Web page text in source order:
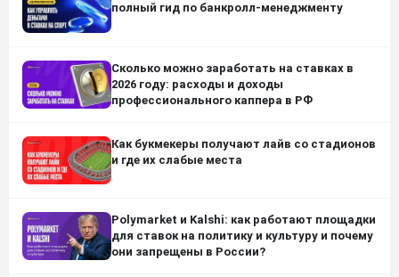
полный гид по банкролл-менеджменту
Сколько можно заработать на ставках в
2026 году: расходы и доходы
профессионального каппера в РФ
Как букмекеры получают лайв со стадионов
и где их слабые места
Polymarket и Kalshi: как работают площадки
для ставок на политику и культуру и почему
они запрещены в России?